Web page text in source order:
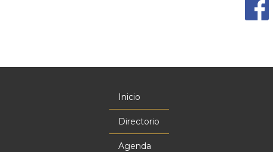
principal
Inicio
Directorio
Agenda